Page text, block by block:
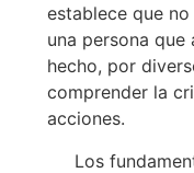
establece que
una persona
hecho, por
comprender la
acciones.
Los